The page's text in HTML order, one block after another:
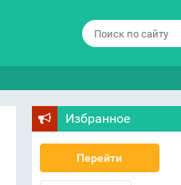
Избранное
Перейти